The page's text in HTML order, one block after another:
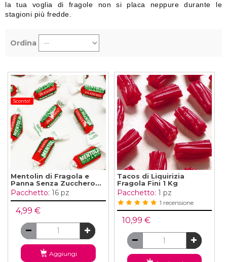
la tua voglia di fragole non si placa neppure durante le
stagioni più fredde.
Ordina
Sconto!
Mentolin di Fragola e
Panna Senza Zucchero...
Pacchetto: 16 pz
4,99 €
Aggiungi
Tacos di Liquirizia
Fragola Fini 1 Kg
Pacchetto: 1 pz
1 recensione
10,99 €